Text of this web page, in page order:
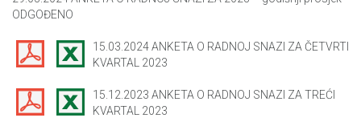
ODGOĐENO
15.03.2024 ANKETA O RADNOJ SNAZI ZA ČETVRTI
KVARTAL 2023
15.12.2023 ANKETA O RADNOJ SNAZI ZA TREĆI
KVARTAL 2023